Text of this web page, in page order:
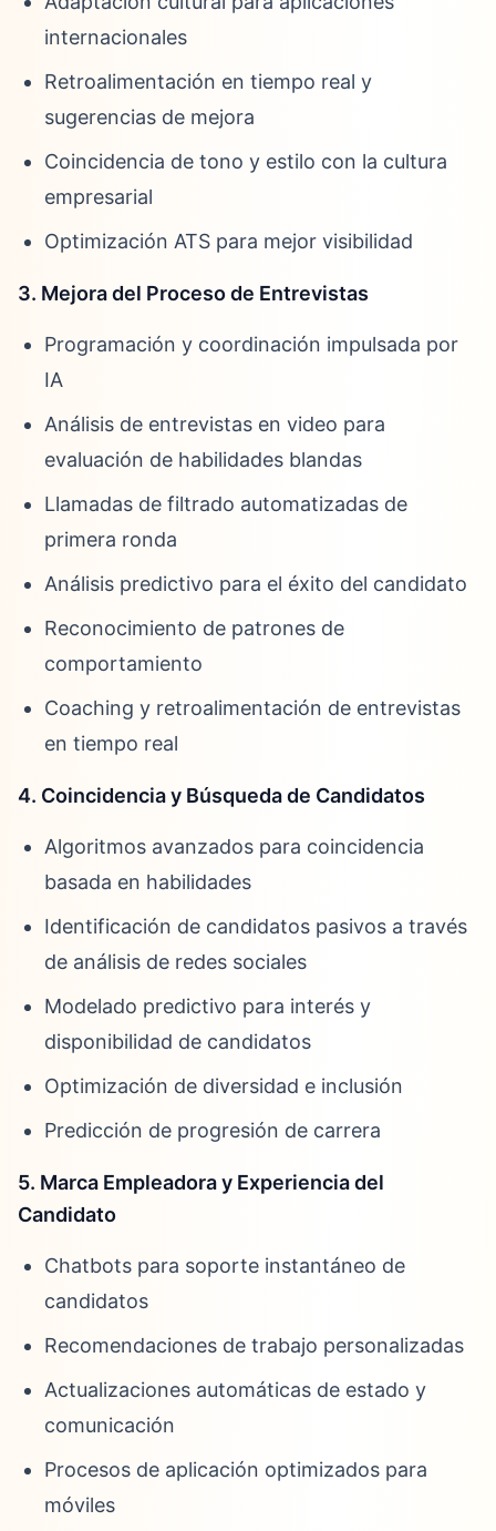
internacionales
Retroalimentación en tiempo real y
sugerencias de mejora
Coincidencia de tono y estilo con la cultura
empresarial
Optimización ATS para mejor visibilidad
3. Mejora del Proceso de Entrevistas
Programación y coordinación impulsada por
IA
Análisis de entrevistas en video para
evaluación de habilidades blandas
Llamadas de filtrado automatizadas de
primera ronda
Análisis predictivo para el éxito del candidato
Reconocimiento de patrones de
comportamiento
Coaching y retroalimentación de entrevistas
en tiempo real
4. Coincidencia y Búsqueda de Candidatos
Algoritmos avanzados para coincidencia
basada en habilidades
Identificación de candidatos pasivos a través
de análisis de redes sociales
Modelado predictivo para interés y
disponibilidad de candidatos
Optimización de diversidad e inclusión
Predicción de progresión de carrera
5. Marca Empleadora y Experiencia del
Candidato
Chatbots para soporte instantáneo de
candidatos
Recomendaciones de trabajo personalizadas
Actualizaciones automáticas de estado y
comunicación
Procesos de aplicación optimizados para
móviles